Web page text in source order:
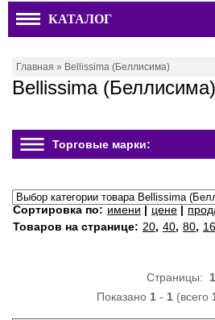
КАТАЛОГ
Главная » Bellissima (Беллисима)
Bellissima (Беллисима)
Торговые марки:
Сортировка по: имени | цене |
Товаров на странице: 20, 40, 80,
Страницы: 1
Показано 1- 1(всего